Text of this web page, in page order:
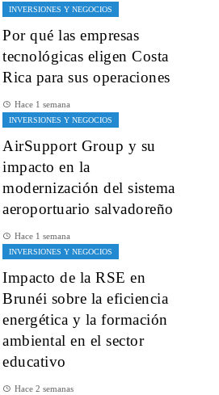
INVERSIONES Y NEGOCIOS
Por qué las empresas
tecnológicas eligen Costa
Rica para sus operaciones
Hace 1 semana
INVERSIONES Y NEGOCIOS
AirSupport Group y su
impacto en la
modernización del sistema
aeroportuario salvadoreño
Hace 1 semana
INVERSIONES Y NEGOCIOS
Impacto de la RSE en
Brunéi sobre la eficiencia
energética y la formación
ambiental en el sector
educativo
Hace 2 semanas